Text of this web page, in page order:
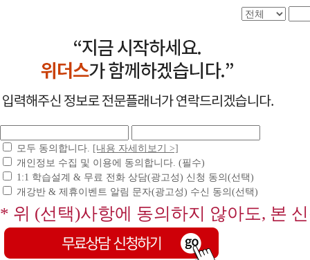
모두 동의합니다.
[내용 자세히보기 >]
개인정보 수집 및 이용에 동의합니다. (필수)
1:1 학습설계 & 무료 전화 상담(광고성) 신청 동의(선택)
개강반 & 제휴이벤트 알림 문자(광고성) 수신 동의(선택)
* 위 (선택)사항에 동의하지 않아도, 본